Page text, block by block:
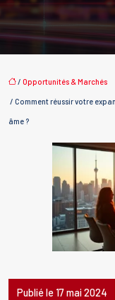
/ Opportunités & Marchés
/ Comment réussir votre
âme ?
Publié le 17 mai 2024